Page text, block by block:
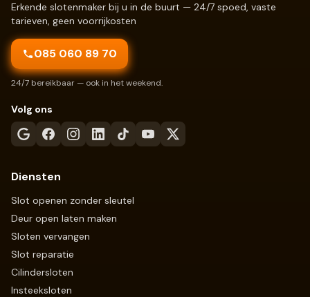
Erkende slotenmaker bij u in de buurt — 24/7 spoed, vaste
tarieven, geen voorrijkosten
085 060 89 70
24/7 bereikbaar — ook in het weekend.
Volg ons
Diensten
Slot openen zonder sleutel
Deur open laten maken
Sloten vervangen
Slot reparatie
Cilindersloten
Insteeksloten